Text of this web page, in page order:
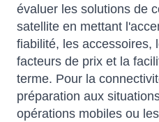
évaluer les solutions de
satellite en mettant
fiabilité, les accessoires,
facteurs de prix et la
terme. Pour la
préparation aux
opérations mobiles ou